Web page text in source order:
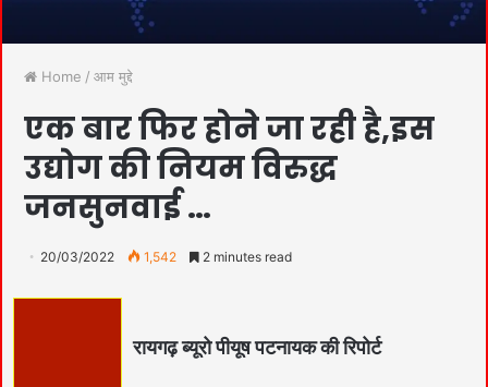
Home / आम मुद्दे
एक बार फिर होने जा रही है,इस
उद्योग की नियम विरुद्ध
जनसुनवाई …
20/03/2022 1,542 2 minutes read
रायगढ़ ब्यूरो पीयूष पटनायक की रिपोर्ट